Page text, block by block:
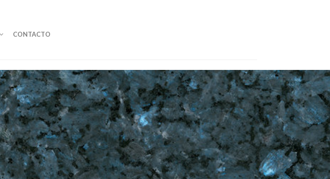
CONTACTO